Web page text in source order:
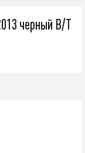
черный В/Т